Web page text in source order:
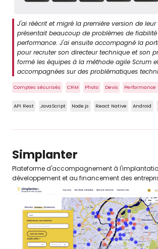
J'ai réécrit et migré la première version de
présentait beaucoup de problèmes de
performance. J'ai ensuite accompagné la
pour recruter son directeur technique et son
formé les équipes à la méthode agile Scrum
accompagnées sur des problématiques
Comptes sécurisés CRM Photo Devis Performance
API Rest JavaScript Node.js React Native Android
Simplanter
Plateforme d'accompagnement à
développement et au financement des